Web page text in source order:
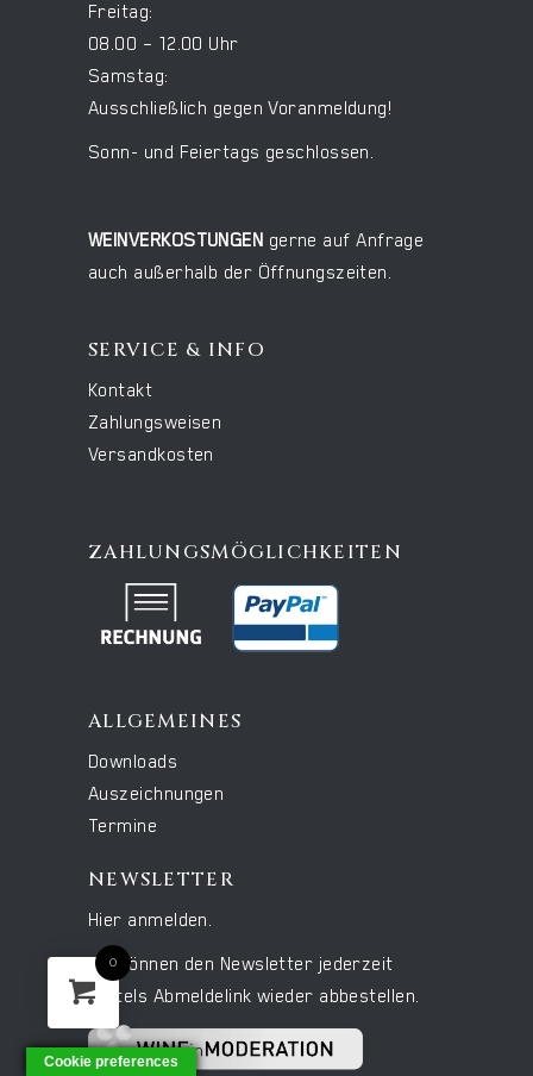
Freitag:
08.00 – 12.00 Uhr
Samstag:
Ausschließlich gegen Voranmeldung!
Sonn- und Feiertags geschlossen.
WEINVERKOSTUNGEN gerne auf Anfrage
auch außerhalb der Öffnungszeiten.
SERVICE & INFO
Kontakt
Zahlungsweisen
Versandkosten
ZAHLUNGSMÖGLICHKEITEN
ALLGEMEINES
Downloads
Auszeichnungen
Termine
NEWSLETTER
Hier anmelden.
Sie können den Newsletter jederzeit
mittels Abmeldelink wieder abbestellen.
0
Cookie preferences